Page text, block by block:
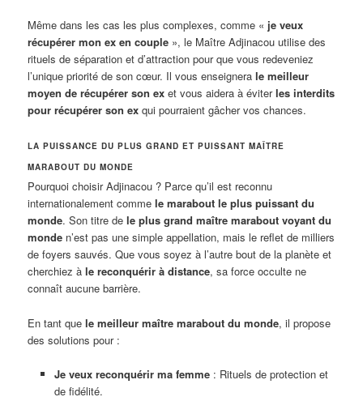
Même dans les cas les plus complexes, comme « je veux
récupérer mon ex en couple », le Maître Adjinacou utilise des
rituels de séparation et d’attraction pour que vous redeveniez
l’unique priorité de son cœur. Il vous enseignerale meilleur
moyen de récupérer son ex et vous aidera à éviterles interdits
pour récupérer son ex qui pourraient gâcher vos chances.
LA PUISSANCE DU PLUS GRAND ET PUISSANT MAÎTRE
MARABOUT DU MONDE
Pourquoi choisir Adjinacou ? Parce qu’il est reconnu
internationalement commele marabout le plus puissant du
monde. Son titre dele plus grand maître marabout voyant du
monde n’est pas une simple appellation, mais le reflet de milliers
de foyers sauvés. Que vous soyez à l’autre bout de la planète et
cherchiez àle reconquérir à distance, sa force occulte ne
connaît aucune barrière.
En tant quele meilleur maître marabout du monde, il propose
des solutions pour :
Je veux reconquérir ma femme: Rituels de protection et
de fidélité.